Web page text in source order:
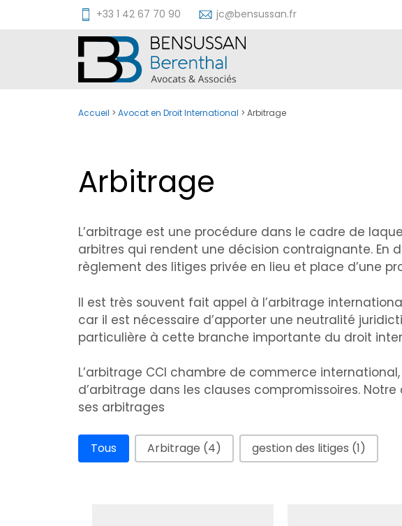
+33 1 42 67 70 90 jc@bensussan.fr
Accueil > Avocat en Droit International > Arbitrage
Arbitrage
L’arbitrage est une procédure dans le cadre de
arbitres qui rendent une décision contraignante. En
règlement des litiges privée en lieu et place d’une
Il est très souvent fait appel à l’arbitrage
car il est nécessaire d’apporter une neutralité
particulière à cette branche importante du droit
L’arbitrage CCI chambre de commerce
d’arbitrage dans les clauses compromissoires.
ses arbitrages
Arbitrage Facette
Tous Arbitrage (4) gestion des litiges (1)